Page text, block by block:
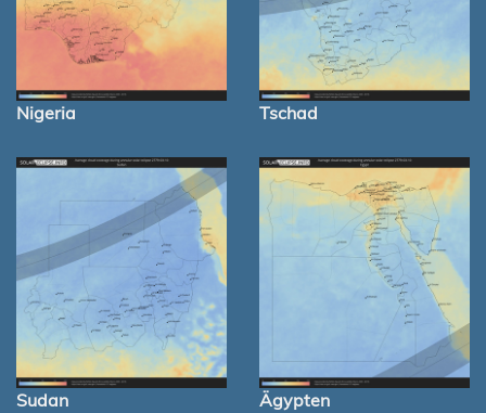
Nigeria Tschad
Sudan Ägypten